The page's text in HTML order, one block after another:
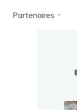
Partenaires